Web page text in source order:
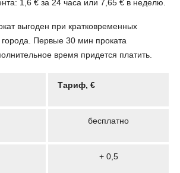
1,6 € за 24 часа или 7,65 € в неделю.
выгоден при кратковременных
города. Первые 30 мин проката
время придется платить.
Тариф, €
бесплатно
+ 0,5